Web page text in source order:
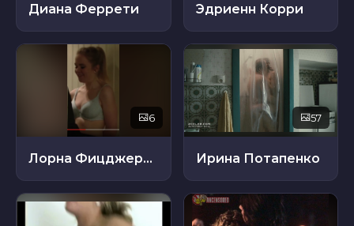
Диана Феррети Эдриенн Корри
6
Лорна Фицджеральд
57
Ирина Потапенко